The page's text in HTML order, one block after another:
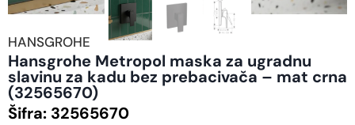
HANSGROHE
Hansgrohe Metropol maska za ugradnu
slavinu za kadu bez prebacivača – mat crna
(32565670)
Šifra: 32565670